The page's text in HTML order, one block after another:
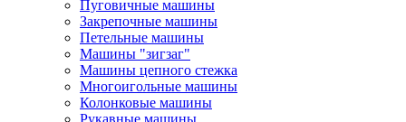
Пуговичные машины
Закрепочные машины
Петельные машины
Машины "зигзаг"
Машины цепного стежка
Многоигольные машины
Колонковые машины
Рукавные машины